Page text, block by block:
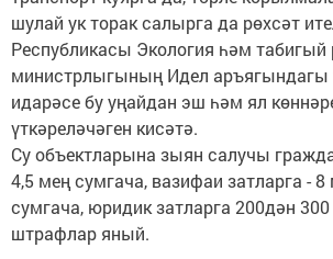
шулай ук торак салырга да рөхсәт
Республикасы Экология һәм табигый
министрлыгының Идел аръягындагы
идарәсе бу уңайдан эш һәм ял
үткәреләчәген кисәтә.
Су объектларына зыян салучы
4,5 мең сумгача, вазифаи затларга -
сумгача, юридик затларга 200дән
штрафлар яный.